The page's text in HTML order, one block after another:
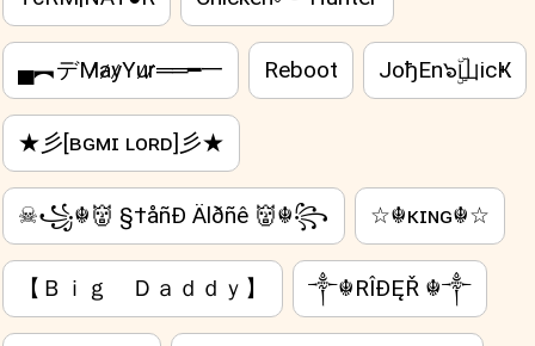
▄︻デM̷a̷y̷Yu̷r̷══━一 Reboot JoђEn๖ۣۜ山icҜ
★彡[ʙɢᴍɪ ʟᴏʀᴅ]彡★
☠꧁☬👹 §†åñÐ Älðñê 👹☬꧂ ☆☬κɪɴɢ☬☆
【 Ｂｉｇ Ｄａｄｄｙ】 ༒☬RÎÐĘŘ ☬༒